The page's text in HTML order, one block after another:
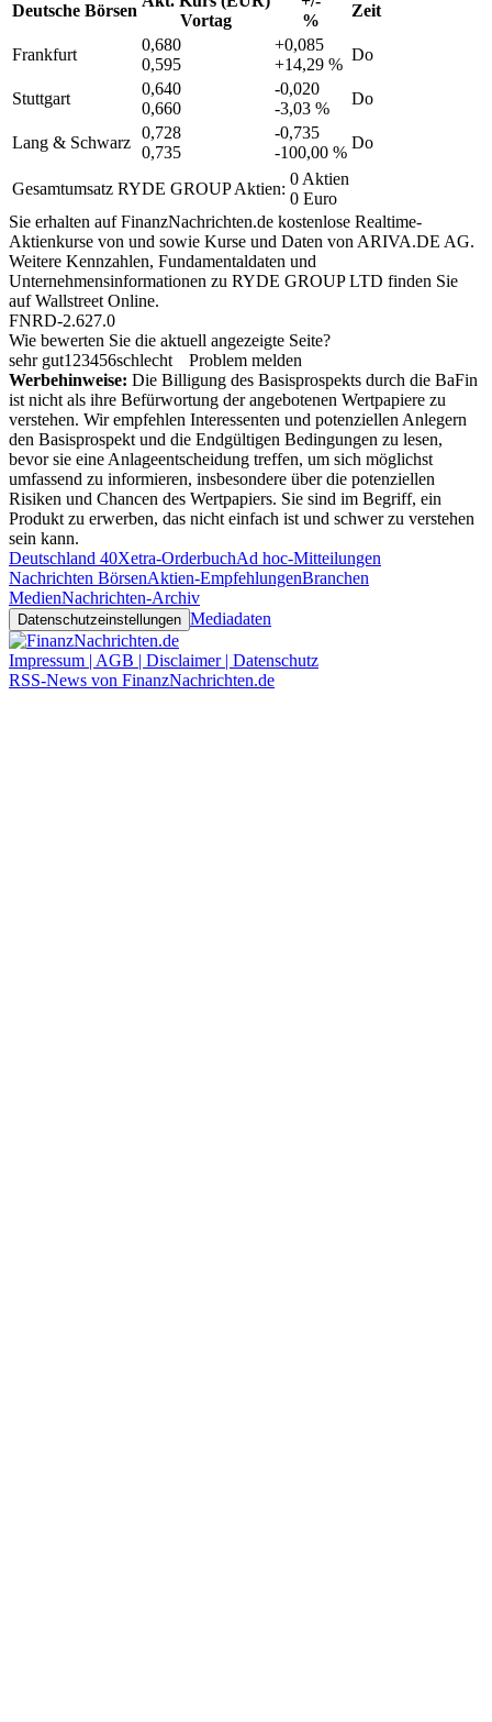
Deutsche Börsen
Vortag
%
Zeit
Frankfurt
0,680
0,595
+0,085
+14,29 %
Do
Stuttgart
0,640
0,660
-0,020
-3,03 %
Do
Lang & Schwarz
0,728
0,735
-0,735
-100,00 %
Do
Gesamtumsatz RYDE GROUP Aktien:
0 Aktien
0 Euro
Sie erhalten auf FinanzNachrichten.de kostenlose Realtime-
Aktienkurse von und sowie Kurse und Daten von ARIVA.DE AG.
Weitere Kennzahlen, Fundamentaldaten und
Unternehmensinformationen zu RYDE GROUP LTD finden Sie
aufWallstreet Online.
FNRD-2.627.0
Wie bewerten Sie die aktuell angezeigte Seite?
sehr gut1 23456schlecht
Problem melden
Werbehinweise: Die Billigung des Basisprospekts durch die BaFin
ist nicht als ihre Befürwortung der angebotenen Wertpapiere zu
verstehen. Wir empfehlen Interessenten und potenziellen Anlegern
den Basisprospekt und die Endgültigen Bedingungen zu lesen,
bevor sie eine Anlageentscheidung treffen, um sich möglichst
umfassend zu informieren, insbesondere über die potenziellen
Risiken und Chancen des Wertpapiers. Sie sind im Begriff, ein
Produkt zu erwerben, das nicht einfach ist und schwer zu verstehen
sein kann.
Deutschland 40Xetra-OrderbuchAd hoc-Mitteilungen
Nachrichten BörsenAktien-EmpfehlungenBranchen
MedienNachrichten-Archiv
Datenschutzeinstellungen Mediadaten
Impressum | AGB | Disclaimer | Datenschutz
RSS-News von FinanzNachrichten.de